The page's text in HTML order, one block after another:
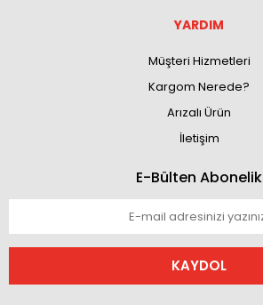
YARDIM
Müşteri Hizmetleri
Kargom Nerede?
Arızalı Ürün
İletişim
E-Bülten Abonelik
KAYDOL